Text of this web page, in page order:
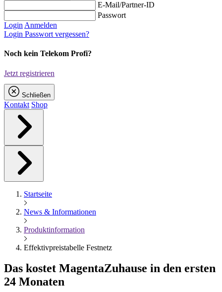
E-Mail/Partner-ID
Passwort
Login Anmelden
Login Passwort vergessen?
Noch kein Telekom Profi?
Jetzt registrieren
Schließen
Kontakt Shop
Startseite
News & Informationen
Produktinformation
Effektivpreistabelle Festnetz
Das kostet MagentaZuhause in den ersten
24 Monaten